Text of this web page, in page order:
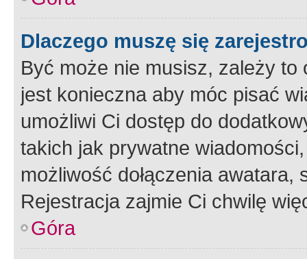
Dlaczego muszę się
Być może nie musisz, zależy
jest konieczna aby móc pisać
umożliwi Ci dostęp do
takich jak prywatne
możliwość dołączenia
Rejestracja zajmie Ci chwilę
Góra